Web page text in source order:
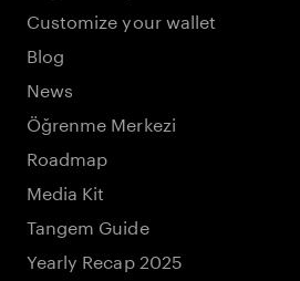
Customize your wallet
Blog
News
Öğrenme Merkezi
Roadmap
Media Kit
Tangem Guide
Yearly Recap 2025